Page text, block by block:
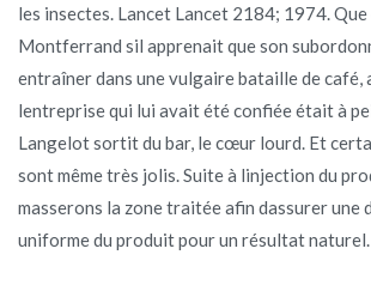
les insectes. Lancet Lancet 2184; 1974.
Montferrand sil apprenait que son
entraîner dans une vulgaire bataille de café,
lentreprise qui lui avait été confiée était à
Langelot sortit du bar, le cœur lourd. Et
sont même très jolis. Suite à linjection du
masserons la zone traitée afin dassurer une
uniforme du produit pour un résultat naturel.